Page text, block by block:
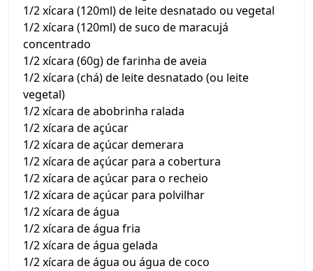
1/2 xícara (120ml) de leite desnatado ou vegetal
1/2 xícara (120ml) de suco de maracujá
concentrado
1/2 xícara (60g) de farinha de aveia
1/2 xícara (chá) de leite desnatado (ou leite
vegetal)
1/2 xícara de abobrinha ralada
1/2 xícara de açúcar
1/2 xícara de açúcar demerara
1/2 xícara de açúcar para a cobertura
1/2 xícara de açúcar para o recheio
1/2 xícara de açúcar para polvilhar
1/2 xícara de água
1/2 xícara de água fria
1/2 xícara de água gelada
1/2 xícara de água ou água de coco